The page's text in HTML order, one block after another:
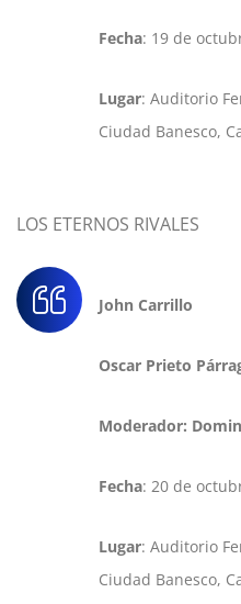
Fecha: 19 de
Lugar: Auditorio
Ciudad Banesco,
LOS ETERNOS RIVALES
John Carrillo
Oscar Prieto
Moderador:
Fecha: 20 de
Lugar: Auditorio
Ciudad Banesco,